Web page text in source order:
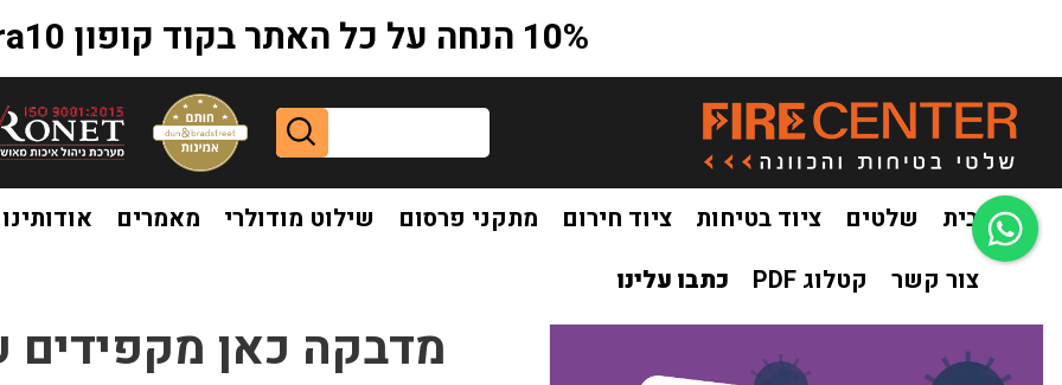
10% הנחה על כל האתר בקוד קופון extra10
בית שלטים ציוד בטיחות ציוד חירום מתקני פרסום שילוט מודולרי מאמרים
אודותינו
צור קשר
קטלוג PDF כתבו עלינו שלטים / שלטים הנחיות משרד הבריאות / מדבקה כאן מקפידים על כללי התו הסגול
מדבקה כאן מקפידים